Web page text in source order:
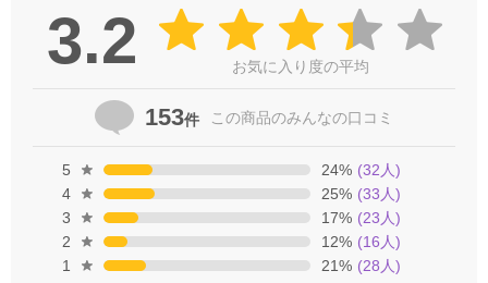
3.2 お気に入り度の平均
153件 この商品のみんなの口コミ
5 24% (32 人)
4
25% (33 人)
3
17% (23 人)
2
12% (16 人)
1
21% (28 人)